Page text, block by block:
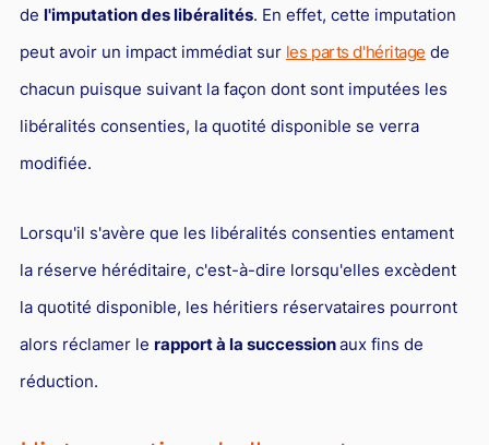
de l'imputation des libéralités. En effet, cette imputation
peut avoir un impact immédiat sur les parts d'héritage de
chacun puisque suivant la façon dont sont imputées les
libéralités consenties, la quotité disponible se verra
modifiée.
Lorsqu'il s'avère que les libéralités consenties entament
la réserve héréditaire, c'est-à-dire lorsqu'elles excèdent
la quotité disponible, les héritiers réservataires pourront
alors réclamer le rapport à la successionaux fins de
réduction.